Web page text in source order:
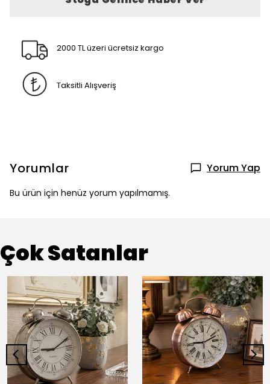
2000 TL üzeri ücretsiz kargo
Taksitli Alışveriş
Yorumlar Yorum Yap
Bu ürün için henüz yorum yapılmamış.
Çok Satanlar